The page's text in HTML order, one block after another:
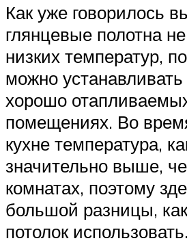
Как уже говорилось
глянцевые полотна
низких температур,
можно устанавливать
хорошо
помещениях. Во
кухне температура,
значительно выше,
комнатах, поэтому
большой разницы,
потолок использовать.